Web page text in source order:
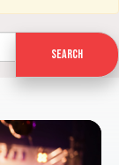
Search